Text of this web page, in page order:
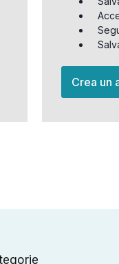
Crea un